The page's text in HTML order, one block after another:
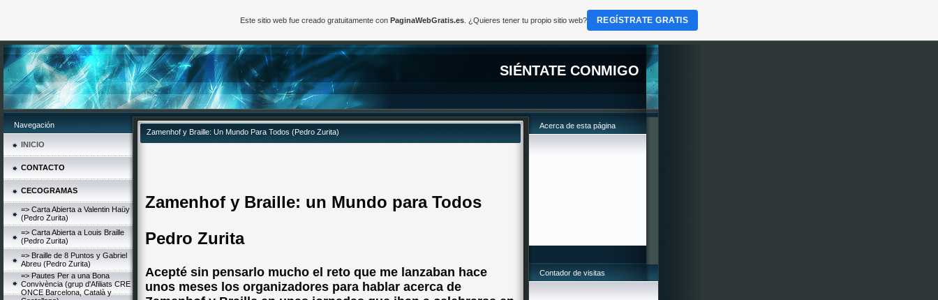
SIÉNTATE CONMIGO
Navegación
INICIO
CONTACTO
CECOGRAMAS
=> Carta Abierta a Valentin Haüy
(Pedro Zurita)
=> Carta Abierta a Louis Braille
(Pedro Zurita)
=> Braille de 8 Puntos y Gabriel
Abreu (Pedro Zurita)
=> Pautes Per a una Bona
Convivència (grup d'Afiliats CRE
ONCE Barcelona, Català y
Zamenhof y Braille: Un Mundo Para Todos (Pedro Zurita)
Zamenhof y Braille: un Mundo para Todos
Pedro Zurita
Acepté sin pensarlo mucho el reto que me lanzaban hace
unos meses los organizadores para hablar acerca de
Acerca de esta página
Contador de visitas
Este sitio web fue creado gratuitamente con PaginaWebGratis.es. ¿Quieres tener tu propio sitio web? REGÍSTRATE GRATIS